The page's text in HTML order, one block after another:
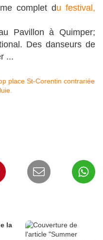
complet du festival,
Pavillon à Quimper;
Des danseurs de
...
la